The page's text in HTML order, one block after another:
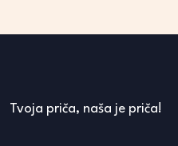
Tvoja priča, naša je priča!